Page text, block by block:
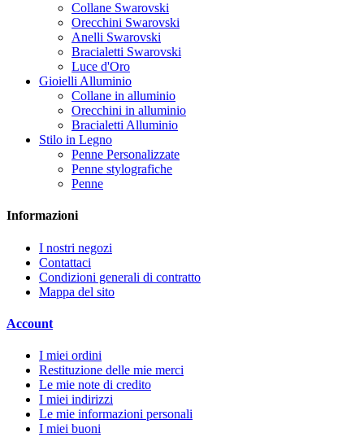
Collane Swarovski
Orecchini Swarovski
Anelli Swarovski
Bracialetti Swarovski
Luce d'Oro
Gioielli Alluminio
Collane in alluminio
Orecchini in alluminio
Bracialetti Alluminio
Stilo in Legno
Penne Personalizzate
Penne stylografiche
Penne
Informazioni
I nostri negozi
Contattaci
Condizioni generali di contratto
Mappa del sito
Account
I miei ordini
Restituzione delle mie merci
Le mie note di credito
I miei indirizzi
Le mie informazioni personali
I miei buoni